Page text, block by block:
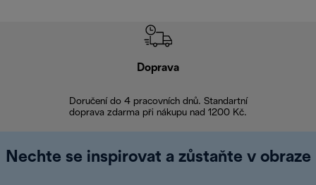
Doprava
Doručení do 4 pracovních dnů. Standartní
doprava zdarma při nákupu nad 1200 Kč.
Nechte se inspirovat a zůstaňte v obraze